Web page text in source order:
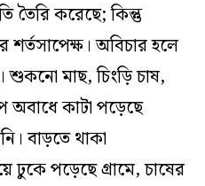
তৈরি করেছে; কিন্তু
শর্তসাপেক্ষ। অবিচার হলে
শুকনো মাছ, চিংড়ি চাষ,
কাটা পড়েছে
বাড়তে থাকা
ঢুকে পড়েছে গ্রামে, চাষের